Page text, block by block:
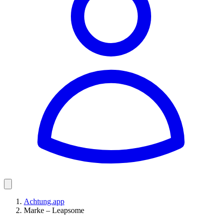
Achtung.app
Marke – Leapsome